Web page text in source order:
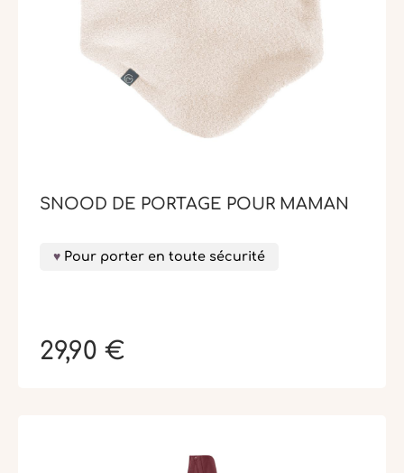
SNOOD DE PORTAGE POUR MAMAN
Pour porter en toute sécurité
29,90 €